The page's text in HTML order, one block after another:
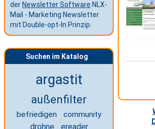
der Newsletter Software NLX-
Mail - Marketing Newsletter
mit Double-opt-In Prinzip.
Suchen im Katalog
argastit
außenfilter
befriedigen community
drohne ereader